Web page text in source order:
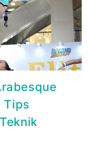
Tips